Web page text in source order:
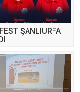
ŞANLIURFA